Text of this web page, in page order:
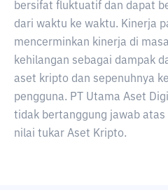
bersifat fluktuatif dan dapat
dari waktu ke waktu. Kinerja
mencerminkan kinerja di
kehilangan sebagai dampak
aset kripto dan sepenuhnya
pengguna. PT Utama Aset
tidak bertanggung jawab
nilai tukar Aset Kripto.